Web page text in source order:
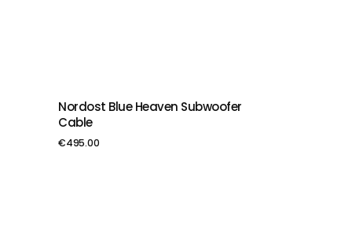
PIEVIENOT GROZAM
Nordost Blue Heaven Subwoofer
Cable
€495.00